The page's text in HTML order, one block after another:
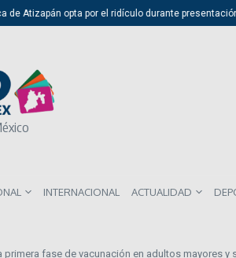
opta por el ridículo durante presentación de
INTERNACIONAL ACTUALIDAD
primera fase de vacunación en adultos mayores